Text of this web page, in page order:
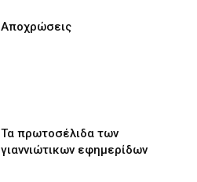
Αποχρώσεις
Τα πρωτοσέλιδα των
γιαννιώτικων εφημερίδων